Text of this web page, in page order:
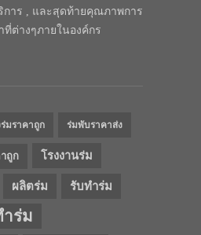
การ , และสุดท้ายคุณภาพการ
ต่างๆภายในองค์กร
มราคาถูก ร่มพับราคาส่ง
ถูก โรงงานร่ม
ผลิตร่ม รับทำร่ม
ำร่ม